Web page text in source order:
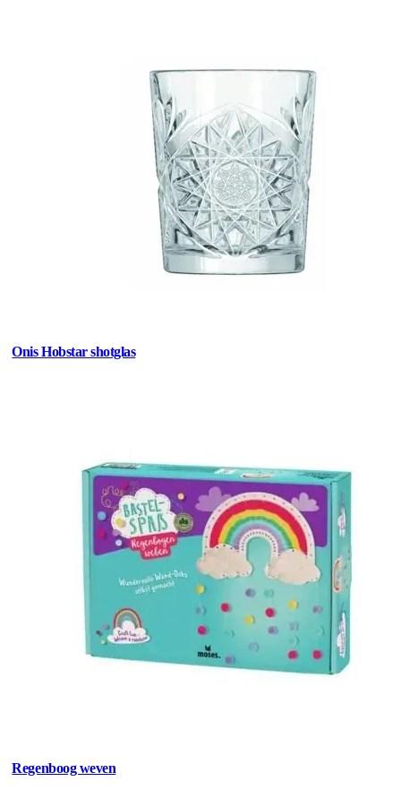
Onis Hobstar shotglas
Regenboog weven